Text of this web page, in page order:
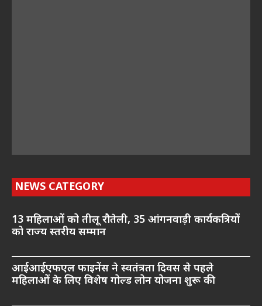
NEWS CATEGORY
13 महिलाओं को तीलू रौतेली, 35 आंगनवाड़ी कार्यकत्रियों
को राज्य स्तरीय सम्मान
आईआईएफएल फाइनेंस ने स्वतंत्रता दिवस से पहले
महिलाओं के लिए विशेष गोल्ड लोन योजना शुरू की